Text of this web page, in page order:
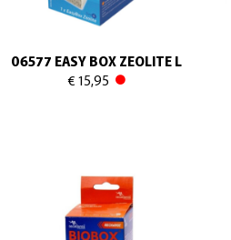
06577 EASY BOX ZEOLITE L
€ 15,95